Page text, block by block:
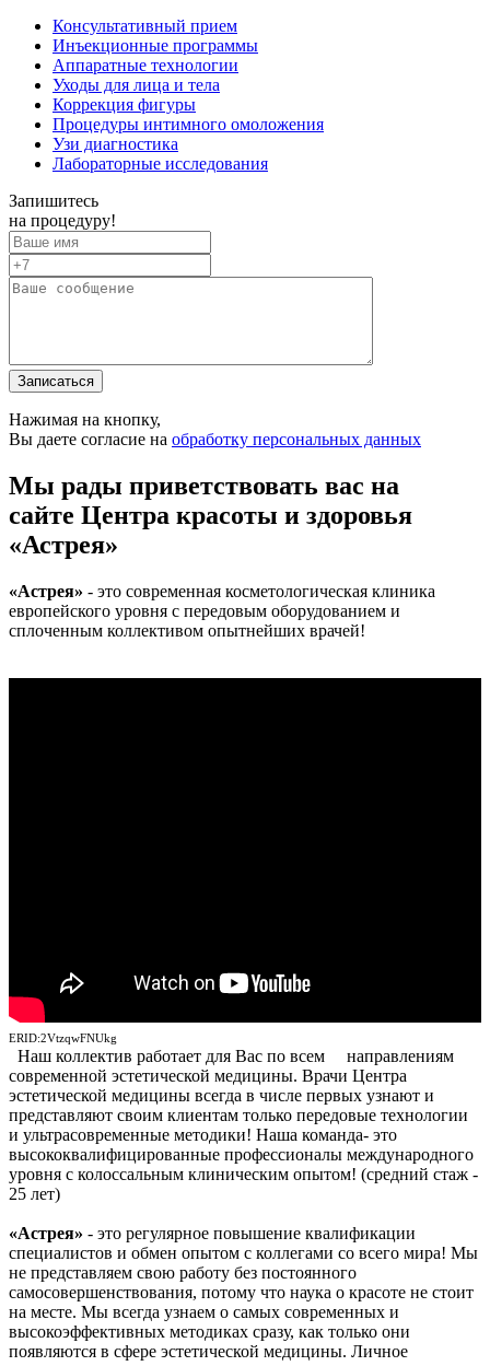
Консультативный прием
Инъекционные программы
Аппаратные технологии
Уходы для лица и тела
Коррекция фигуры
Процедуры интимного омоложения
Узи диагностика
Лабораторные исследования
Запишитесь
на процедуру!
Записаться
Нажимая на кнопку,
Вы даете согласие на обработку персональных данных
Мы рады приветствовать вас на
сайте Центра красоты и здоровья
«Астрея»
«Астрея» - это современная косметологическая клиника
европейского уровня с передовым оборудованием и
сплоченным коллективом опытнейших врачей!
ERID:2VtzqwFNUkg
Наш коллектив работает для Вас по всем направлениям
современной эстетической медицины. Врачи Центра
эстетической медицины всегда в числе первых узнают и
представляют своим клиентам только передовые технологии
и ультрасовременные методики! Наша команда- это
высококвалифицированные профессионалы международного
уровня с колоссальным клиническим опытом! (средний стаж -
25 лет)
«Астрея» - это регулярное повышение квалификации
специалистов и обмен опытом с коллегами со всего мира! Мы
не представляем свою работу без постоянного
самосовершенствования, потому что наука о красоте не стоит
на месте. Мы всегда узнаем о самых современных и
высокоэффективных методиках сразу, как только они
появляются в сфере эстетической медицины. Личное